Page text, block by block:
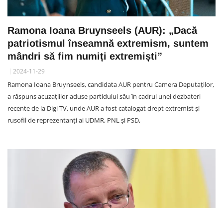
Ramona Ioana Bruynseels (AUR): „Dacă
patriotismul înseamnă extremism, suntem
mândri să fim numiți extremiști”
2024-11-29
Ramona Ioana Bruynseels, candidata AUR pentru Camera Deputaților,
a răspuns acuzațiilor aduse partidului său în cadrul unei dezbateri
recente de la Digi TV, unde AUR a fost catalogat drept extremist și
rusofil de reprezentanți ai UDMR, PNL și PSD,